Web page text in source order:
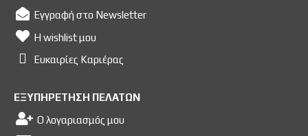
Εγγραφή στο Newsletter
Η wishlist μου
Ευκαιρίες Kαριέρας
ΕΞΥΠΗΡΕΤΗΣΗ ΠΕΛΑΤΩΝ
Ο λογαριασμός μου